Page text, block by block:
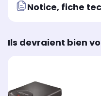
Notice, fiche
Ils devraient bien